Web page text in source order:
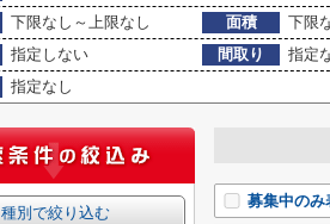
下限なし～上限なし 面積 下限
指定しない 間取り
指定
指定なし
募集中のみ
種別で絞り込む